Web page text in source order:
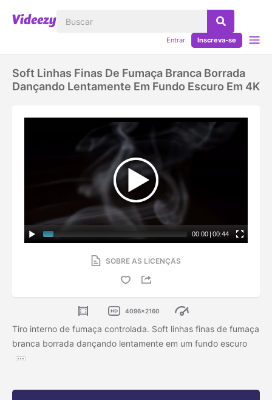
Entrar Inscreva-se
Soft Linhas Finas De Fumaça Branca Borrada
Dançando Lentamente Em Fundo Escuro Em 4K
00:00 | 00:44
SOBRE AS LICENÇAS
4096x2160
Tiro interno de fumaça controlada. Soft linhas finas de fumaça
branca borrada dançando lentamente em um fundo escuro